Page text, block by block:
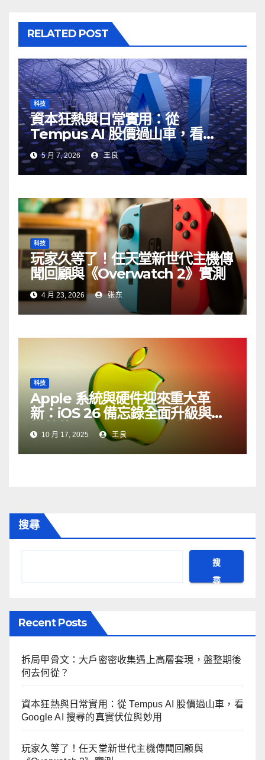
RELATED POST
科技
資本狂熱與日常實用：從
Tempus AI 股價過山車，看
Google AI 搜尋的真實伏位與妙
用5 月 7, 2026 王良
科技
玩家久等了！任天堂新世代主機傳
聞回顧與《Overwatch 2》實測
4 月 23, 2026 张东
科技
Apple 系統與硬件迎來重大革
新：iOS 26 備忘錄全面升級與觸
控螢幕 MacBook Pro 登場
10 月 17, 2025 王良
搜尋
搜
尋
Recent Posts
拆局甲骨文：大戶密密收集遇上高層套現，盤整期後
何去何從？
資本狂熱與日常實用：從 Tempus AI 股價過山車，看
Google AI 搜尋的真實伏位與妙用
玩家久等了！任天堂新世代主機傳聞回顧與